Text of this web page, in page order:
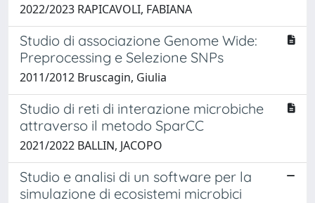
2022/2023 RAPICAVOLI, FABIANA
Studio di associazione Genome Wide:
Preprocessing e Selezione SNPs
2011/2012 Bruscagin, Giulia
Studio di reti di interazione microbiche
attraverso il metodo SparCC
2021/2022 BALLIN, JACOPO
Studio e analisi di un software per la
simulazione di ecosistemi microbici